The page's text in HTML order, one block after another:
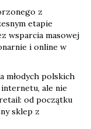
z
etapie
wsparcia masowej
i online w
młodych polskich
ale nie
od początku
sklep z